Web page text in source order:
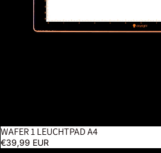
WAFER 1 LEUCHTPAD A4
€39,99 EUR